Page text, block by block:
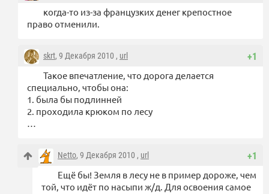
когда-то из-за французких денег крепостное
право отменили.
+1
skrt, 9 Декабря 2010 , url
Такое впечатление, что дорога делается
специально, чтобы она:
1. была бы подлинней
2. проходила крюком по лесу
…
+1
Netto, 9 Декабря 2010 , url
Ещё бы! Земля в лесу не в пример дороже, чем
той, что идёт по насыпи ж/д. Для освоения самое